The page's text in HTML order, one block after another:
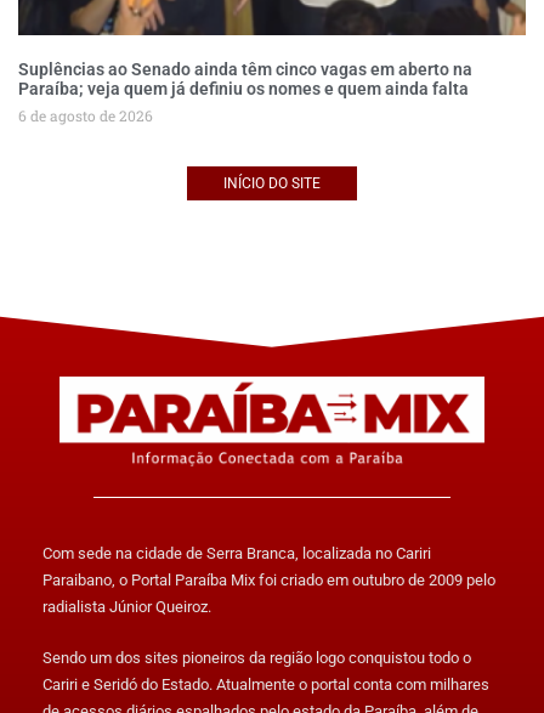
Suplências ao Senado ainda têm cinco vagas em aberto na
Paraíba; veja quem já definiu os nomes e quem ainda falta
6 de agosto de 2026
INÍCIO DO SITE
Com sede na cidade de Serra Branca, localizada no Cariri
Paraibano, o Portal Paraíba Mix foi criado em outubro de 2009 pelo
radialista Júnior Queiroz.
Sendo um dos sites pioneiros da região logo conquistou todo o
Cariri e Seridó do Estado. Atualmente o portal conta com milhares